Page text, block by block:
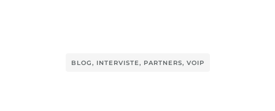
BLOG, INTERVISTE, PARTNERS, VOIP